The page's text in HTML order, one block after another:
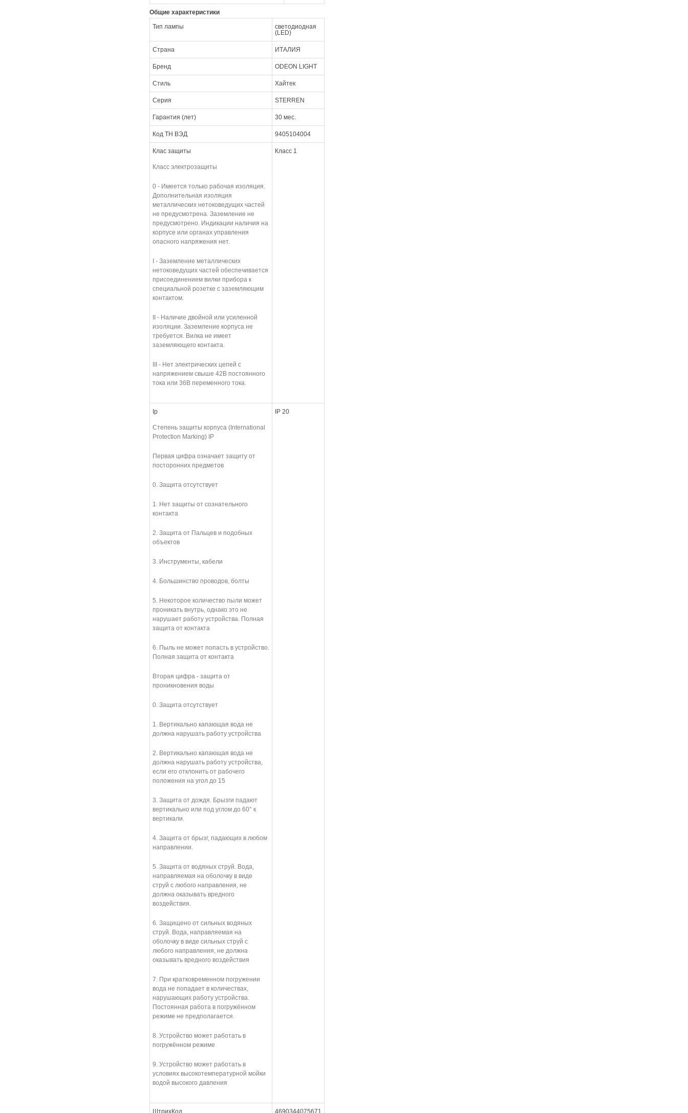
Общие характеристики
Тип лампы
светодиодная
(LED)
Страна ИТАЛИЯ
Бренд ODEON LIGHT
Стиль Хайтек
Серия STERREN
Гарантия (лет) 30 мес.
Код ТН ВЭД 9405104004
Клас защиты
Класс электрозащиты
0 - Имеется только рабочая изоляция.
Дополнительная изоляция
металлических нетоковедущих частей
не предусмотрена. Заземление не
предусмотрено. Индикации наличия на
корпусе или органах управления
опасного напряжения нет.
I - Заземление металлических
нетоковедущих частей обеспечивается
присоединением вилки прибора к
специальной розетке с заземляющим
контактом.
II - Наличие двойной или усиленной
изоляции. Заземление корпуса не
требуется. Вилка не имеет
заземляющего контакта.
III - Нет электрических цепей с
напряжением свыше 42В постоянного
тока или 36В переменного тока.
Класс 1
Ip
Степень защиты корпуса (International
Protection Marking) IP
Первая цифра означает защиту от
посторонних предметов
0. Защита отсутствует
1. Нет защиты от сознательного
контакта
2. Защита от Пальцев и подобных
объектов
3. Инструменты, кабели
4. Большинство проводов, болты
5. Некоторое количество пыли может
проникать внутрь, однако это не
нарушает работу устройства. Полная
защита от контакта
6. Пыль не может попасть в устройство.
Полная защита от контакта
Вторая цифра - защита от
проникновения воды
0. Защита отсутствует
1. Вертикально капающая вода не
должна нарушать работу устройства
2. Вертикально капающая вода не
должна нарушать работу устройства,
если его отклонить от рабочего
положения на угол до 15
3. Защита от дождя. Брызги падают
вертикально или под углом до 60° к
вертикали.
4. Защита от брызг, падающих в любом
направлении.
5. Защита от водяных струй. Вода,
направляемая на оболочку в виде
струй с любого направления, не
должна оказывать вредного
воздействия.
6. Защищено от сильных водяных
струй. Вода, направляемая на
оболочку в виде сильных струй с
любого направления, не должна
оказывать вредного воздействия
7. При кратковременном погружении
вода не попадает в количествах,
нарушающих работу устройства.
Постоянная работа в погружённом
режиме не предполагается.
8. Устройство может работать в
погружённом режиме
9. Устройство может работать в
условиях высокотемпературной мойки
водой высокого давления
IP 20
ШтрихКод 4690344075671